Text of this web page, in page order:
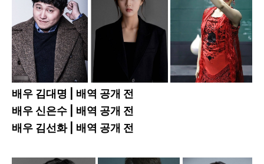
배우 김대명 | 배역 공개 전
배우 신은수 | 배역 공개 전
배우 김선화 | 배역 공개 전